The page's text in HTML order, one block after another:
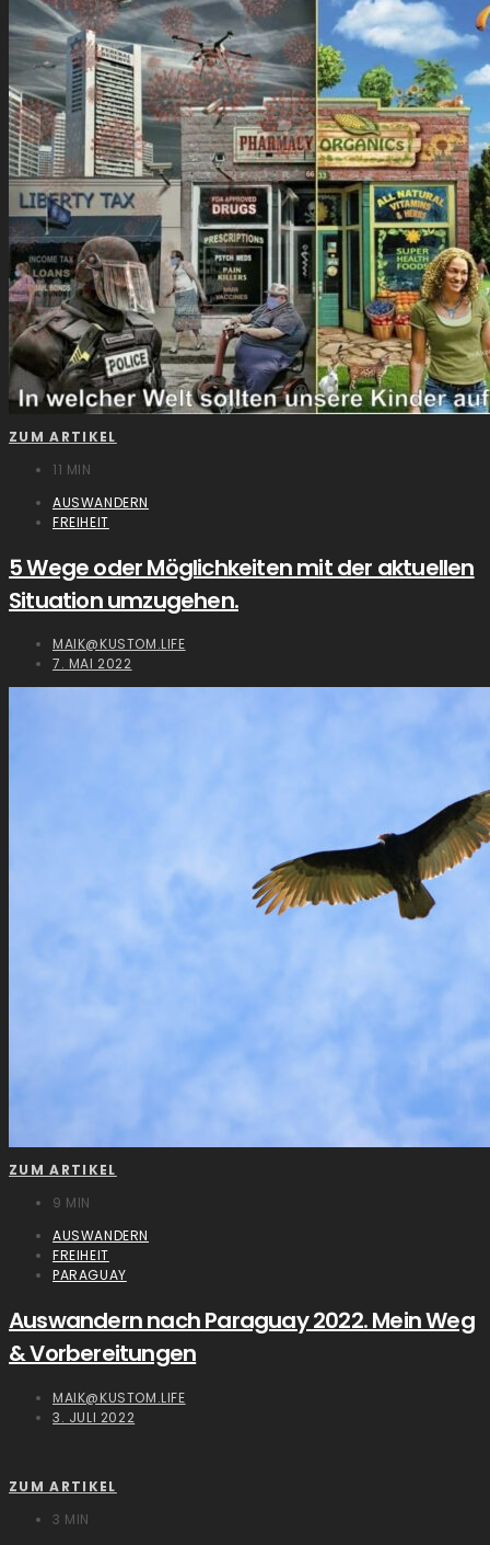
ZUM ARTIKEL
11 MIN
AUSWANDERN
FREIHEIT
5 Wege oder Möglichkeiten mit der aktuellen
Situation umzugehen.
MAIK@KUSTOM.LIFE
7. MAI 2022
ZUM ARTIKEL
9 MIN
AUSWANDERN
FREIHEIT
PARAGUAY
Auswandern nach Paraguay 2022. Mein Weg
& Vorbereitungen
MAIK@KUSTOM.LIFE
3. JULI 2022
ZUM ARTIKEL
3 MIN